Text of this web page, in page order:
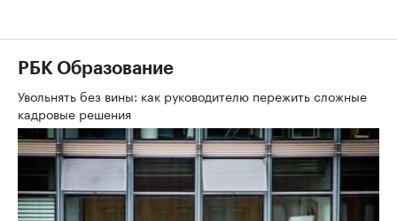
РБК Образование
Увольнять без вины: как руководителю пережить сложные
кадровые решения